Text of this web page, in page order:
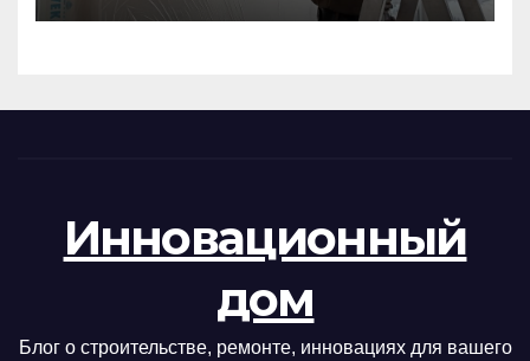
Инновационный
дом
Блог о строительстве, ремонте, инновациях для вашего